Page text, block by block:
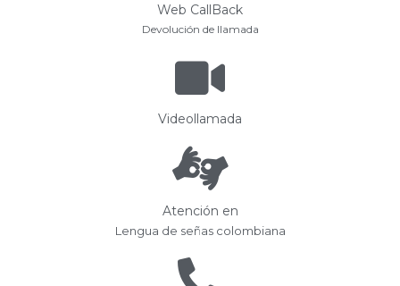
Web CallBack
Devolución de llamada
Videollamada
Atención en
Lengua de señas colombiana